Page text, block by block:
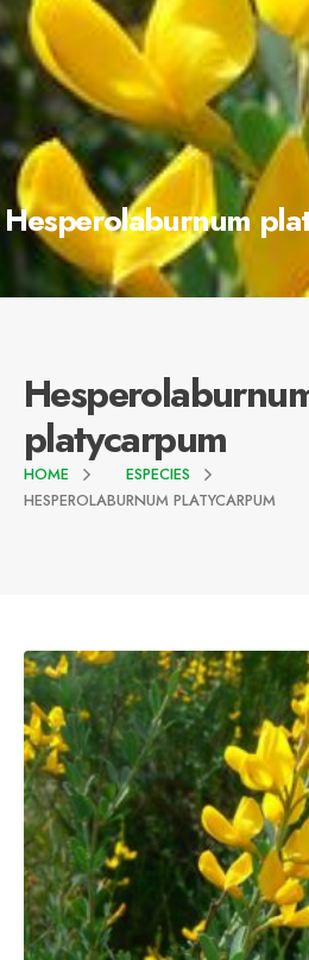
Hesperolaburnum
platycarpum
HOME
ESPECIES
HESPEROLABURNUM PLATYCARPUM